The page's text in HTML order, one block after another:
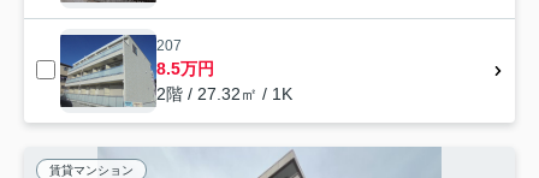
207
8.5万円
2階 / 27.32㎡ / 1K
賃貸マンション